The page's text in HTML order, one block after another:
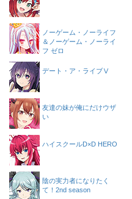
ノーゲーム・ノーライフ
＆ノーゲーム・ノーライ
フ ゼロ
デート・ア・ライブⅤ
友達の妹が俺にだけウザ
い
ハイスクールD×D HERO
陰の実力者になりたく
て！2nd season